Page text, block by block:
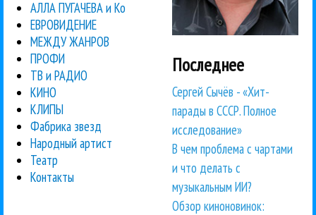
АЛЛА ПУГАЧЕВА и Ко
ЕВРОВИДЕНИЕ
МЕЖДУ ЖАНРОВ
ПРОФИ
ТВ и РАДИО
КИНО
КЛИПЫ
Фабрика звезд
Народный артист
Театр
Контакты
Последнее
Сергей Сычёв - «Хит-
парады в СССР. Полное
исследование»
В чем проблема с чартами
и что делать с
музыкальным ИИ?
Обзор киноновинок: